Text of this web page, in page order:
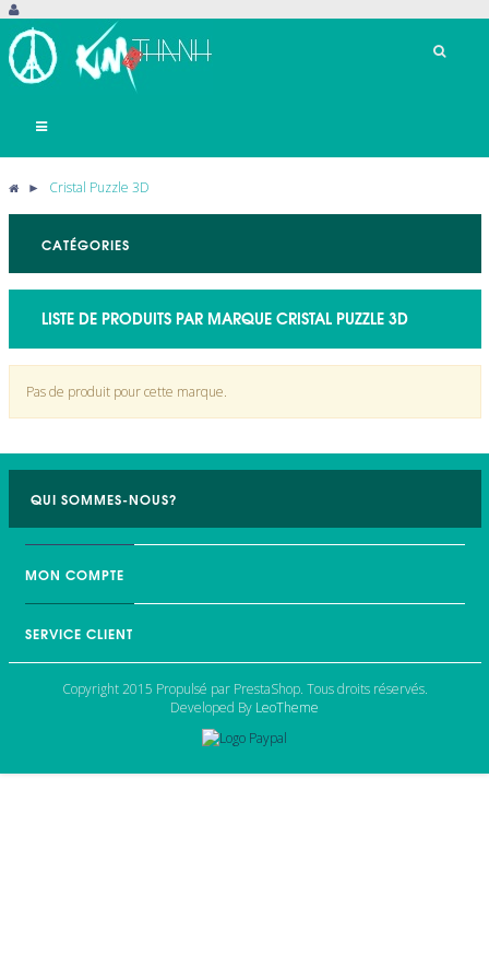
Basculer
navigation
►
Cristal Puzzle 3D
CATÉGORIES
LISTE DE PRODUITS PAR MARQUE CRISTAL PUZZLE 3D
Pas de produit pour cette marque.
QUI SOMMES-NOUS?
MON COMPTE
SERVICE CLIENT
Copyright 2015 Propulsé par PrestaShop. Tous droits réservés.
Developed By LeoTheme